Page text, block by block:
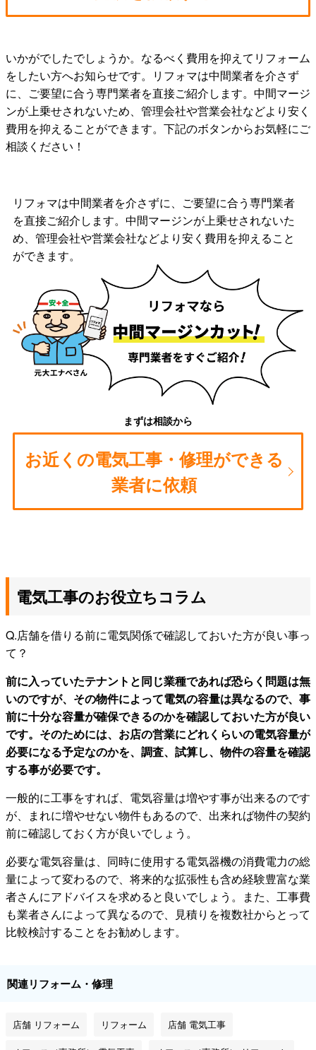
いかがでしたでしょうか。なるべく費用を抑えてリフォーム
をしたい方へお知らせです。リフォマは中間業者を介さず
に、ご要望に合う専門業者を直接ご紹介します。中間マージ
ンが上乗せされないため、管理会社や営業会社などより安く
費用を抑えることができます。下記のボタンからお気軽にご
相談ください！
リフォマは中間業者を介さずに、ご要望に合う専門業者
を直接ご紹介します。中間マージンが上乗せされないた
め、管理会社や営業会社などより安く費用を抑えること
ができます。
まずは相談から
お近くの電気工事・修理ができる
業者に依頼
電気工事のお役立ちコラム
Q.店舗を借りる前に電気関係で確認しておいた方が良い事っ
て？
前に入っていたテナントと同じ業種であれば恐らく問題は無
いのですが、その物件によって電気の容量は異なるので、事
前に十分な容量が確保できるのかを確認しておいた方が良い
です。そのためには、お店の営業にどれくらいの電気容量が
必要になる予定なのかを、調査、試算し、物件の容量を確認
する事が必要です。
一般的に工事をすれば、電気容量は増やす事が出来るのです
が、まれに増やせない物件もあるので、出来れば物件の契約
前に確認しておく方が良いでしょう。
必要な電気容量は、同時に使用する電気器機の消費電力の総
量によって変わるので、将来的な拡張性も含め経験豊富な業
者さんにアドバイスを求めると良いでしょう。また、工事費
も業者さんによって異なるので、見積りを複数社からとって
比較検討することをお勧めします。
関連リフォーム・修理
店舗 リフォーム リフォーム 店舗 電気工事